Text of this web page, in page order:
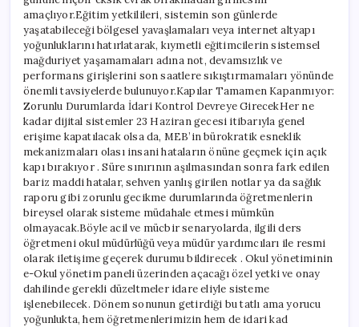
amaçlıyor.Eğitim yetkilileri, sistemin son günlerde
yaşatabileceği bölgesel yavaşlamaları veya internet altyapı
yoğunluklarını hatırlatarak, kıymetli eğitimcilerin sistemsel
mağduriyet yaşamamaları adına not, devamsızlık ve
performans girişlerini son saatlere sıkıştırmamaları yönünde
önemli tavsiyelerde bulunuyor.Kapılar Tamamen Kapanmıyor:
Zorunlu Durumlarda İdari Kontrol Devreye GirecekHer ne
kadar dijital sistemler 23 Haziran gecesi itibarıyla genel
erişime kapatılacak olsa da, MEB’in bürokratik esneklik
mekanizmaları olası insani hataların önüne geçmek için açık
kapı bırakıyor . Süre sınırının aşılmasından sonra fark edilen
bariz maddi hatalar, sehven yanlış girilen notlar ya da sağlık
raporu gibi zorunlu gecikme durumlarında öğretmenlerin
bireysel olarak sisteme müdahale etmesi mümkün
olmayacak.Böyle acil ve mücbir senaryolarda, ilgili ders
öğretmeni okul müdürlüğü veya müdür yardımcıları ile resmi
olarak iletişime geçerek durumu bildirecek . Okul yönetiminin
e-Okul yönetim paneli üzerinden açacağı özel yetki ve onay
dahilinde gerekli düzeltmeler idare eliyle sisteme
işlenebilecek. Dönem sonunun getirdiği bu tatlı ama yorucu
yoğunlukta, hem öğretmenlerimizin hem de idari kad